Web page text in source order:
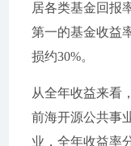
居各类基金回报
第一的基金收益
损约30%。
从全年收益来看
前海开源公共事
业，全年收益率